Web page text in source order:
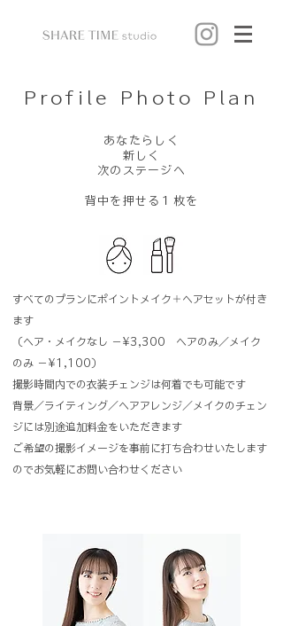
Profile Photo Plan
あなたらしく
新しく
次のステージへ
​背中を押せる１枚を
すべてのプランにポイントメイク＋ヘアセットが付き
ます
（ヘア・メイクなし −¥3,300 ヘアのみ／メイク
のみ −¥1,100）
撮影時間内での衣装チェンジは何着でも可能です
​背景／ライティング／ヘアアレンジ／メイクのチェン
ジには別途追加料金をいただきます
ご希望の撮影イメージを事前に打ち合わせいたします
のでお気軽にお問い合わせください